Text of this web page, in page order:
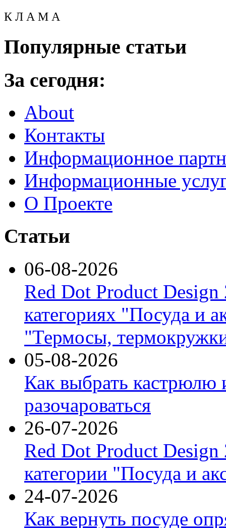
К Л А М А
Популярные статьи
За сегодня:
About
Контакты
Информационное
Информационные
О Проекте
Статьи
06-08-2026
Red Dot Product Design
категориях "Посуда и
"Термосы,
05-08-2026
Как выбрать кастрюлю
разочароваться
26-07-2026
Red Dot Product Design
категории "Посуда и
24-07-2026
Как вернуть посуде